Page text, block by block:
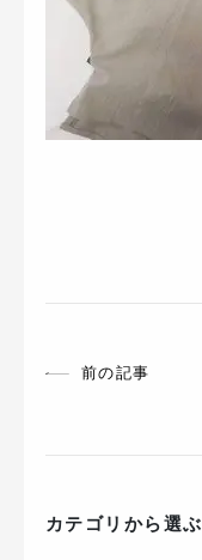
前の記事
カテゴリから選ぶ